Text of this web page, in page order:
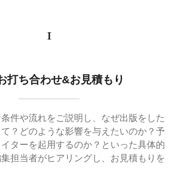
1
打ち合わせ&お見積もり
件や流れをご説明し、なぜ出版をした
？どのような影響を与えたいのか？予
ターを起用するのか？といった具体的
担当者がヒアリングし、お見積もりを